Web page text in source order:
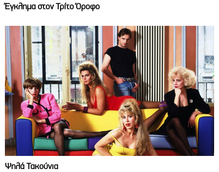
Έγκλημα στον Τρίτο Όροφο
Ψηλά Τακούνια